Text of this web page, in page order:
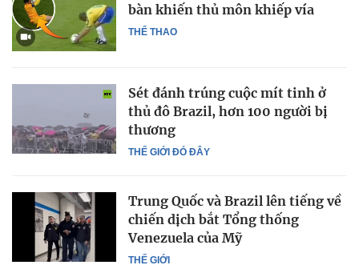
THỂ THAO
bàn khiến thủ môn khiếp vía
THẾ GIỚI ĐÓ ĐÂY
Sét đánh trúng cuộc mít tinh ở
thủ đô Brazil, hơn 100 người bị
thương
THẾ GIỚI
Trung Quốc và Brazil lên tiếng về
chiến dịch bắt Tổng thống
Venezuela của Mỹ